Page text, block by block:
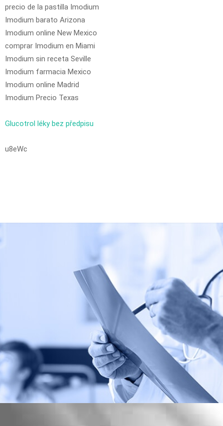
precio de la pastilla Imodium
Imodium barato Arizona
Imodium online New Mexico
comprar Imodium en Miami
Imodium sin receta Seville
Imodium farmacia Mexico
Imodium online Madrid
Imodium Precio Texas
Glucotrol léky bez předpisu
u8eWc